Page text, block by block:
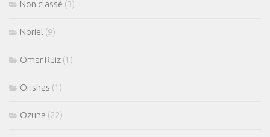
Non classé (3)
Noriel (9)
Omar Ruiz (1)
Orishas (1)
Ozuna (22)